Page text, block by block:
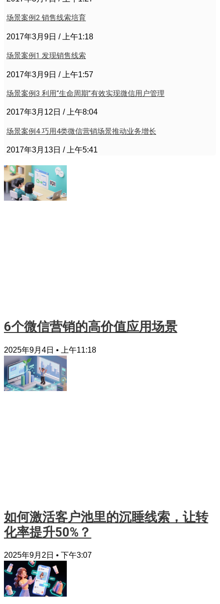
场景案例2 销售线索培育
2017年3月9日 上午1:18
场景案例1 发现销售线索
2017年3月9日 上午1:57
场景案例3 利用“生命周期”有效实现微信用户管理
2017年3月12日 上午8:04
场景案例4 巧用4类微信营销场景推动业务增长
2017年3月13日 上午5:41
6个微信营销的高价值应用场景
2025年9月4日 上午11:18
如何激活客户池里的沉睡线索，让转
化率提升50%？
2025年9月2日 下午3:07